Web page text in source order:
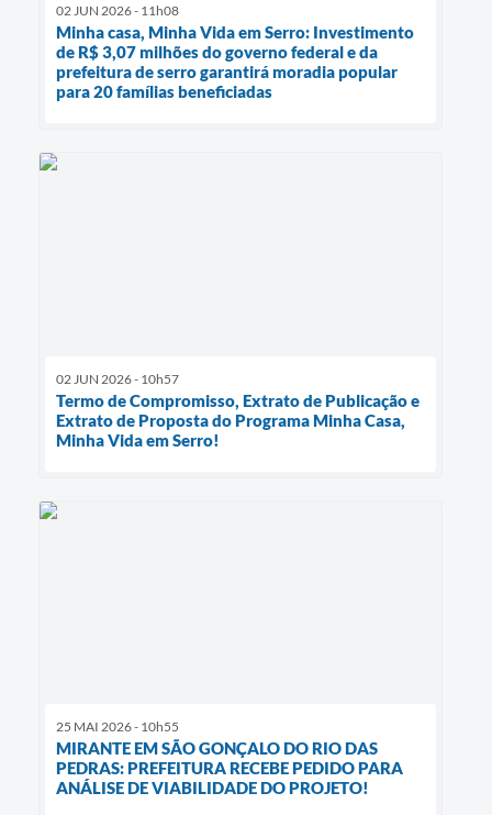
02 JUN 2026 - 11h08
Minha casa, Minha Vida em Serro: Investimento
de R$ 3,07 milhões do governo federal e da
prefeitura de serro garantirá moradia popular
para 20 famílias beneficiadas
02 JUN 2026 - 10h57
Termo de Compromisso, Extrato de Publicação e
Extrato de Proposta do Programa Minha Casa,
Minha Vida em Serro!
25 MAI 2026 - 10h55
MIRANTE EM SÃO GONÇALO DO RIO DAS
PEDRAS: PREFEITURA RECEBE PEDIDO PARA
ANÁLISE DE VIABILIDADE DO PROJETO!